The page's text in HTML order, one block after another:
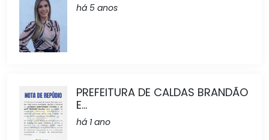
há 5 anos
PREFEITURA DE CALDAS BRANDÃO
E...
há 1 ano